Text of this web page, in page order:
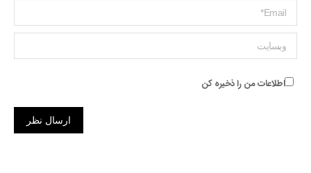
ایمیل *
وبسایت
اطلاعات من را ذخیره کن
ارسال نظر